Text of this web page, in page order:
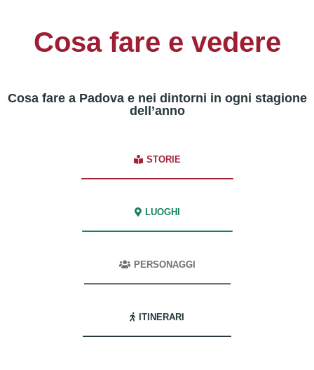
Cosa fare e vedere
Cosa fare a Padova e nei dintorni in ogni stagione
dell’anno
STORIE
LUOGHI
PERSONAGGI
ITINERARI